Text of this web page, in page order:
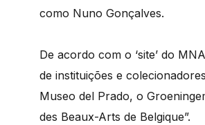
como Nuno Gonçalves.
De acordo com o ‘site’ do
de instituições e
Museo del Prado, o
des Beaux-Arts de Belgique”.